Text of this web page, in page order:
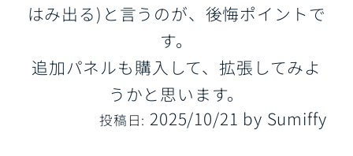
はみ出る)と言うのが、後悔ポイントで
す。
追加パネルも購入して、拡張してみよ
うかと思います。
投稿日: 2025/10/21 by Sumiffy